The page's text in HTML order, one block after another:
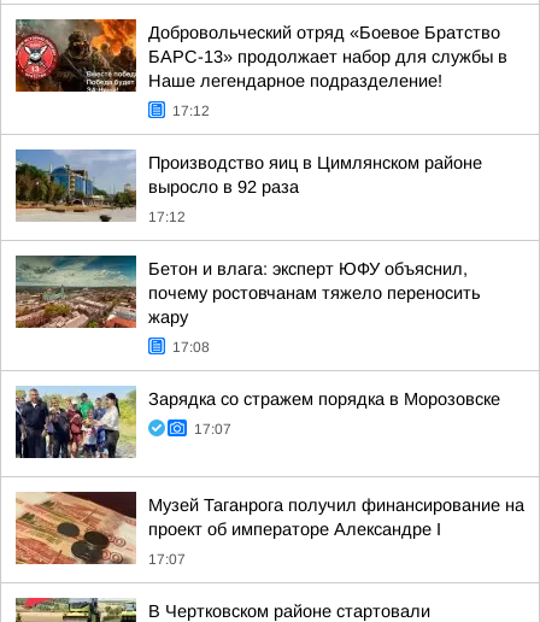
Добровольческий отряд «Боевое Братство
БАРС-13» продолжает набор для службы в
Наше легендарное подразделение!
17:12
Производство яиц в Цимлянском районе
выросло в 92 раза
17:12
Бетон и влага: эксперт ЮФУ объяснил,
почему ростовчанам тяжело переносить
жару
17:08
Зарядка со стражем порядка в Морозовске
17:07
Музей Таганрога получил финансирование на
проект об императоре Александре I
17:07
В Чертковском районе стартовали